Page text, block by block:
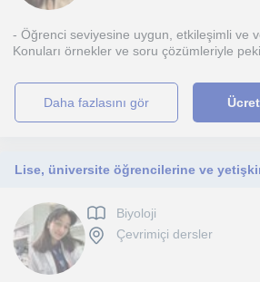
- Öğrenci seviyesine uygun, etkileşimli ve
Konuları örnekler ve soru çözümleriyle
daha fazlasını gör
Biyoloji
Çevrimiçi dersler